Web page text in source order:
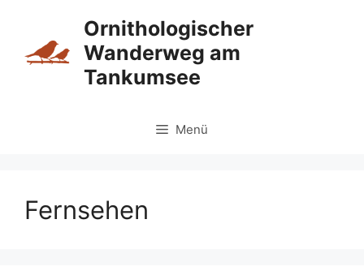
springen
Ornithologischer
Wanderweg am
Tankumsee
Menü
Fernsehen